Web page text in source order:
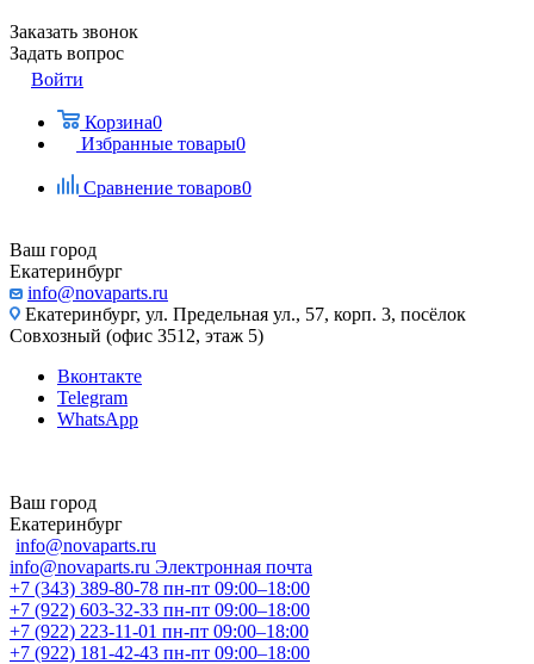
Заказать звонок
Задать вопрос
Войти
Корзина0
Избранные товары0
Сравнение товаров0
Ваш город
Екатеринбург
info@novaparts.ru
Екатеринбург, ул. Предельная ул., 57, корп. 3, посёлок
Совхозный (офис 3512, этаж 5)
Вконтакте
Telegram
WhatsApp
Ваш город
Екатеринбург
info@novaparts.ru
info@novaparts.ru Электронная почта
+7 (343) 389-80-78 пн-пт 09:00–18:00
+7 (922) 603-32-33 пн-пт 09:00–18:00
+7 (922) 223-11-01 пн-пт 09:00–18:00
+7 (922) 181-42-43 пн-пт 09:00–18:00